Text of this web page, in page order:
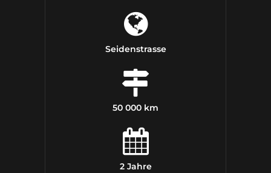
Seidenstrasse
50 000 km
2 Jahre